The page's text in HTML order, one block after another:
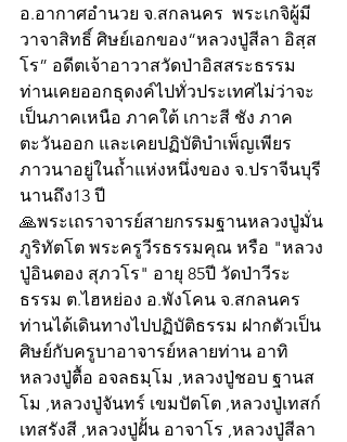
อ.อากาศอำนวย จ.สกลนคร  พระเกจิผู้มี
วาจาสิทธิ์ ศิษย์เอกของ“หลวงปู่สีลา อิสฺส
โร” อดีตเจ้าอาวาสวัดป่าอิสสระธรรม
ท่านเคยออกธุดงค์ไปทั่วประเทศไม่ว่าจะ
เป็นภาคเหนือ ภาคใต้ เกาะสี ชัง ภาค
ตะวันออก และเคยปฏิบัติบำเพ็ญเพียร
ภาวนาอยู่ในถ้ำแห่งหนึ่งของ จ.ปราจีนบุรี
นานถึง13 ปี
🙏พระเถราจารย์สายกรรมฐานหลวงปู่มั่น
ภูริทัตโต พระครูวีรธรรมคุณ หรือ "หลวง
ปู่อินตอง สุภวโร" อายุ 85ปี วัดป่าวีระ
ธรรม ต.ไฮหย่อง อ.พังโคน จ.สกลนคร
ท่านได้เดินทางไปปฏิบัติธรรม ฝากตัวเป็น
ศิษย์กับครูบาอาจารย์หลายท่าน อาทิ
หลวงปู่ตื้อ อจลธมฺโม ,หลวงปู่ชอบ ฐานส
โม ,หลวงปู่จันทร์ เขมปัตโต ,หลวงปู่เทสก์
เทสรังสี ,หลวงปู่ฝั้น อาจาโร ,หลวงปู่สีลา